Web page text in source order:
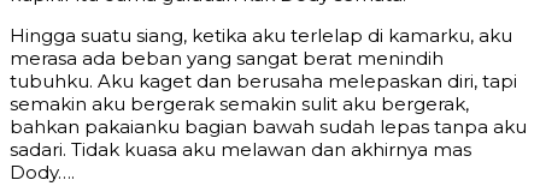
Hingga suatu siang, ketika aku terlelap di kamarku, aku
merasa ada beban yang sangat berat menindih
tubuhku. Aku kaget dan berusaha melepaskan diri, tapi
semakin aku bergerak semakin sulit aku bergerak,
bahkan pakaianku bagian bawah sudah lepas tanpa aku
sadari. Tidak kuasa aku melawan dan akhirnya mas
Dody….